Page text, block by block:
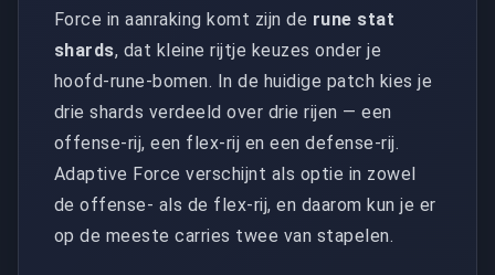
Force in aanraking komt zijn de rune stat
shards, dat kleine rijtje keuzes onder je
hoofd-rune-bomen. In de huidige patch kies je
drie shards verdeeld over drie rijen — een
offense-rij, een flex-rij en een defense-rij.
Adaptive Force verschijnt als optie in zowel
de offense- als de flex-rij, en daarom kun je er
op de meeste carries twee van stapelen.